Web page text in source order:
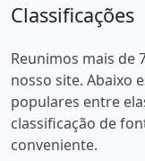
Classificações
Reunimos mais de
nosso site. Abaixo
populares entre
classificação de
conveniente.